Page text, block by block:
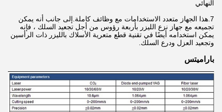
النهائي
7.هذا الجهاز متعدد الاستخدامات مع وظائف كاملة.إلى جانب أنه يمكن
تجميعه مع جهاز نزع الليزر بأربعة رؤوس من أجل تجعيد السلك ، فإنه
يمكن استخدامه أيضًا في تقنية قطع متعرية الأسلاك بالليزر ذات الرأسين
وتجعيد العزل ودرع السلك.
باراميتس